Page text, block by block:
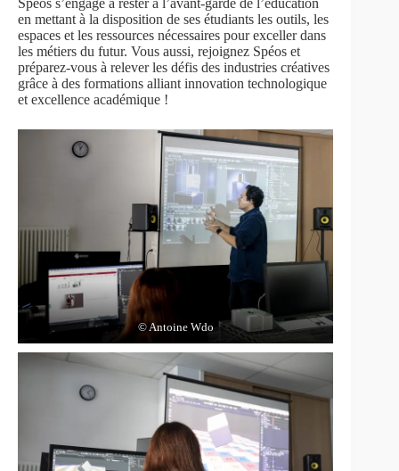
Spéos s’engage à rester à l’avant-garde de l’éducation
en mettant à la disposition de ses étudiants les outils, les
espaces et les ressources nécessaires pour exceller dans
les métiers du futur. Vous aussi, rejoignez Spéos et
préparez-vous à relever les défis des industries créatives
grâce à des formations alliant innovation technologique
et excellence académique !
© Antoine Wdo